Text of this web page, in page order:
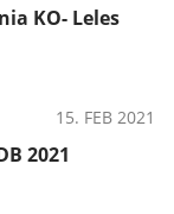
KO- Leles
15. FEB 2021
2021